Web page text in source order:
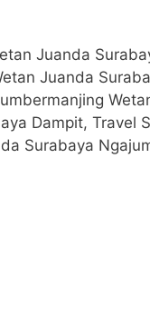
Juanda
Juanda
Dampit, Travel
Surabaya